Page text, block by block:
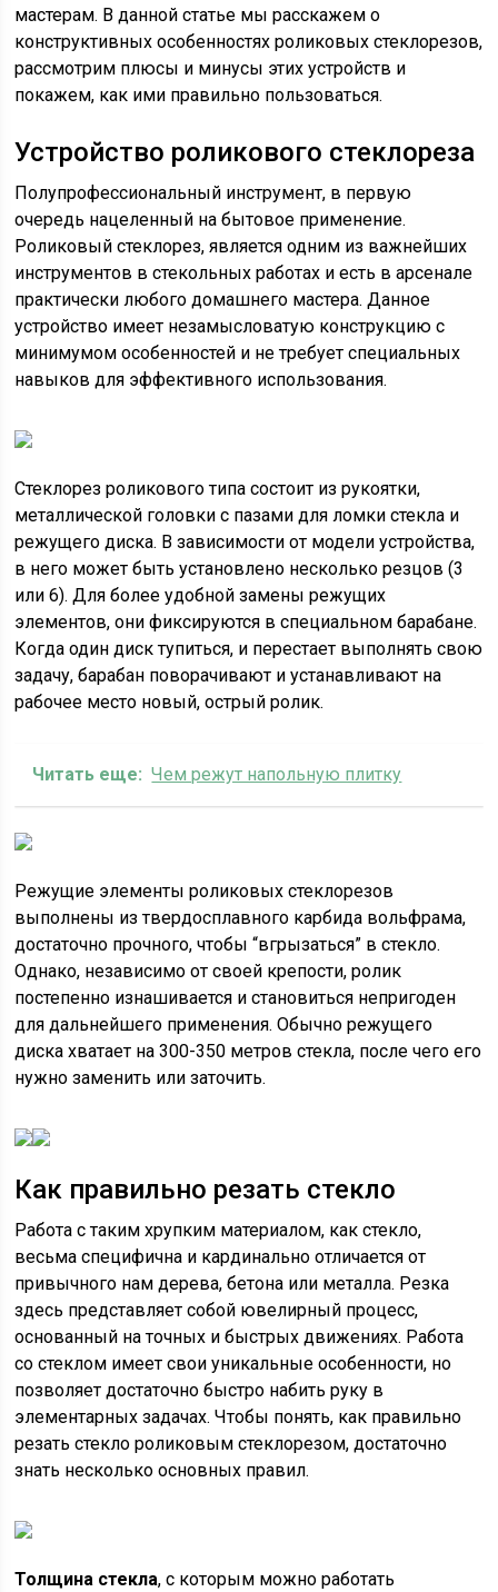
мастерам. В данной статье мы расскажем о
конструктивных особенностях роликовых стеклорезов,
рассмотрим плюсы и минусы этих устройств и
покажем, как ими правильно пользоваться.
Устройство роликового стеклореза
Полупрофессиональный инструмент, в первую
очередь нацеленный на бытовое применение.
Роликовый стеклорез, является одним из важнейших
инструментов в стекольных работах и есть в арсенале
практически любого домашнего мастера. Данное
устройство имеет незамысловатую конструкцию с
минимумом особенностей и не требует специальных
навыков для эффективного использования.
Стеклорез роликового типа состоит из рукоятки,
металлической головки с пазами для ломки стекла и
режущего диска. В зависимости от модели устройства,
в него может быть установлено несколько резцов (3
или 6). Для более удобной замены режущих
элементов, они фиксируются в специальном барабане.
Когда один диск тупиться, и перестает выполнять свою
задачу, барабан поворачивают и устанавливают на
рабочее место новый, острый ролик.
Читать еще: Чем режут напольную плитку
Режущие элементы роликовых стеклорезов
выполнены из твердосплавного карбида вольфрама,
достаточно прочного, чтобы “вгрызаться” в стекло.
Однако, независимо от своей крепости, ролик
постепенно изнашивается и становиться непригоден
для дальнейшего применения. Обычно режущего
диска хватает на 300-350 метров стекла, после чего его
нужно заменить или заточить.
Как правильно резать стекло
Работа с таким хрупким материалом, как стекло,
весьма специфична и кардинально отличается от
привычного нам дерева, бетона или металла. Резка
здесь представляет собой ювелирный процесс,
основанный на точных и быстрых движениях. Работа
со стеклом имеет свои уникальные особенности, но
позволяет достаточно быстро набить руку в
элементарных задачах. Чтобы понять, как правильно
резать стекло роликовым стеклорезом, достаточно
знать несколько основных правил.
Толщина стекла, с которым можно работать